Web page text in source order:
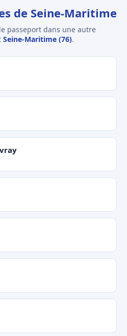
de Seine-Maritime
passeport dans une autre
Seine-Maritime (76).